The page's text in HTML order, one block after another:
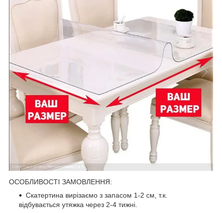
ОСОБЛИВОСТІ ЗАМОВЛЕННЯ:
Скатертина вирізаємо з запасом 1-2 см, т.к.
відбувається утяжка через 2-4 тижні.